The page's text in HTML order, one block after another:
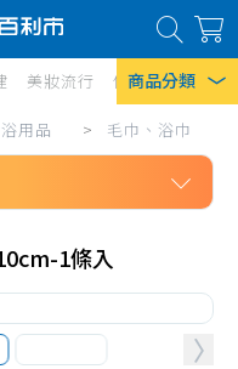
商品分類
美妝流行 傢俱寢具 居
用品 > 毛巾、浴巾
1條入